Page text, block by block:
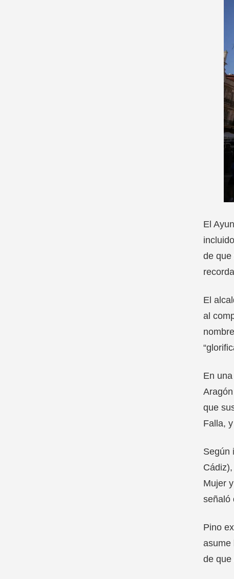
El
de que
El
al
En
que
Falla,
Según
Mujer
señaló
Pino
asume
de que